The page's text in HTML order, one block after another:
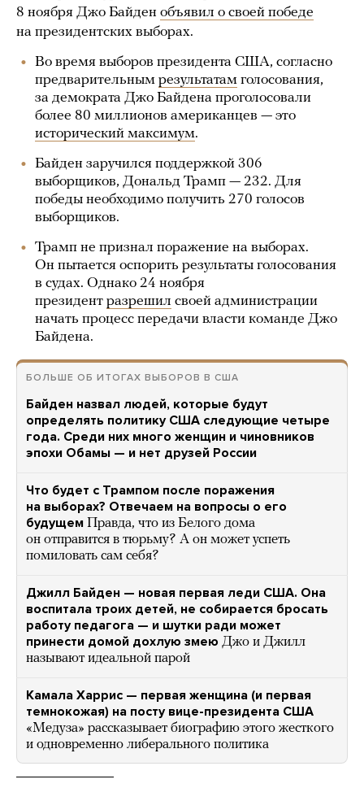
8 ноября Джо Байден объявил о своей победе
на президентских выборах.
Во время выборов президента США, согласно
предварительным результатам голосования,
за демократа Джо Байдена проголосовали
более 80 миллионов американцев — это
исторический максимум.
Байден заручился поддержкой 306
выборщиков, Дональд Трамп — 232. Для
победы необходимо получить 270 голосов
выборщиков.
Трамп не признал поражение на выборах.
Он пытается оспорить результаты голосования
в судах. Однако 24 ноября
президент разрешил своей администрации
начать процесс передачи власти команде Джо
Байдена.
БОЛЬШЕ ОБ ИТОГАХ ВЫБОРОВ В США
Байден назвал людей, которые будут
определять политику США следующие четыре
года. Среди них много женщин и чиновников
эпохи Обамы — и нет друзей России
Что будет с Трампом после поражения
на выборах? Отвечаем на вопросы о его
будущем Правда, что из Белого дома
он отправится в тюрьму? А он может успеть
помиловать сам себя?
Джилл Байден — новая первая леди США. Она
воспитала троих детей, не собирается бросать
работу педагога — и шутки ради может
принести домой дохлую змею Джо и Джилл
называют идеальной парой
Камала Харрис — первая женщина (и первая
темнокожая) на посту вице-президента США
«Медуза» рассказывает биографию этого жесткого
и одновременно либерального политика